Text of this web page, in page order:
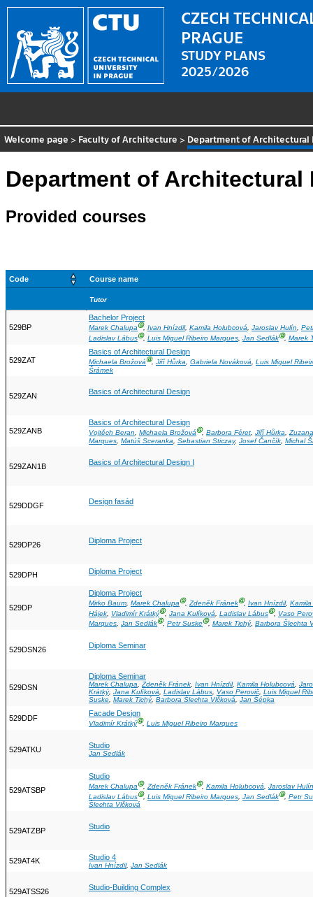
CZECH
PRAGUE
STUDY PLANS
2025/2026
Welcome page > Faculty of Architecture > Department of Architectural
Department of Architectural
Provided courses
Code Course name
Tutor
529BP
Bachelor Project
Marek ChalupaⒼ, Ivan Hnízdil, Kamila Holubcová, Jaroslav Hulín,
Ladislav LábusⒼ, Luis Miguel Ribeiro Marques Jan SedlákⒼ, Marek
529ZAT
Basics of Architectural Design
Michaela BrožováⒼ, Jiří Hůrka, Gabriela Nováková, Luis Miguel
Šrámek
529ZAN Basics of Architectural Design
529ZANB
Basics of Architectural Design
Vojtěch Beran, Michaela BrožováⒼ, Barbora Féret, Jiří Hůrka,
Marques Matúš Sceranka Sebastian Sticzay, Josef Čančík Michal
529ZAN1B Basics of Architectural Design I
529DDGF Design fasád
529DP26 Diploma Project
529DPH Diploma Project
529DP
Diploma Project
Mirko Baum, Marek ChalupaⒼ,Zdeněk FránekⒼ, Ivan Hnízdil,
Hájek
Vladimír KrátkýⒼ, Jana Kulíková Ladislav LábusⒼ, Vaso
Marques, Jan SedlákⒼ, Petr SuskeⒼ, Marek Tichý, Barbora Šlechta
529DSN26 Diploma Seminar
529DSN
Diploma Seminar
Marek Chalupa,Zdeněk Fránek, Ivan Hnízdil, Kamila Holubcová,
Krátký, Jana Kulíková, Ladislav Lábus, Vaso Perovič, Luis Miguel
Suske, Marek Tichý, Barbora Šlechta Vlčková, Jan Šépka
529DDF
Facade Design
Vladimír KrátkýⒼ, Luis Miguel Ribeiro Marques
529ATKU Studio
Jan Sedlák
529ATSBP
Studio
Marek ChalupaⒼ,Zdeněk FránekⒼ, Kamila Holubcová, Jaroslav Hulín
Ladislav LábusⒼ, Luis Miguel Ribeiro Marques Jan SedlákⒼ, Petr
Šlechta Vlčková
529ATZBP Studio
529AT4K Studio 4
Ivan Hnízdil, Jan Sedlák
529ATSS26 Studio-Building Complex